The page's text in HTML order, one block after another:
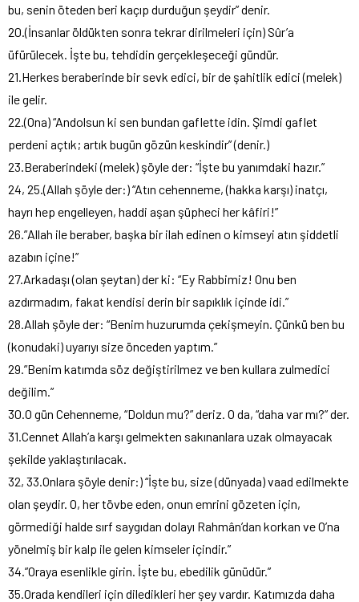
bu, senin öteden beri kaçıp durduğun şeydir” denir.
20.(İnsanlar öldükten sonra tekrar dirilmeleri için) Sûr’a
üfürülecek. İşte bu, tehdidin gerçekleşeceği gündür.
21.Herkes beraberinde bir sevk edici, bir de şahitlik edici (melek)
ile gelir.
22.(Ona) “Andolsun ki sen bundan gaflette idin. Şimdi gaflet
perdeni açtık; artık bugün gözün keskindir” (denir.)
23.Beraberindeki (melek) şöyle der: “İşte bu yanımdaki hazır.”
24, 25.(Allah şöyle der:) “Atın cehenneme, (hakka karşı) inatçı,
hayrı hep engelleyen, haddi aşan şüpheci her kâfiri!”
26.”Allah ile beraber, başka bir ilah edinen o kimseyi atın şiddetli
azabın içine!”
27.Arkadaşı (olan şeytan) der ki: “Ey Rabbimiz! Onu ben
azdırmadım, fakat kendisi derin bir sapıklık içinde idi.”
28.Allah şöyle der: “Benim huzurumda çekişmeyin. Çünkü ben bu
(konudaki) uyarıyı size önceden yaptım.”
29.”Benim katımda söz değiştirilmez ve ben kullara zulmedici
değilim.”
30.O gün Cehenneme, “Doldun mu?” deriz. O da, “daha var mı?” der.
31.Cennet Allah’a karşı gelmekten sakınanlara uzak olmayacak
şekilde yaklaştırılacak.
32, 33.Onlara şöyle denir:) “İşte bu, size (dünyada) vaad edilmekte
olan şeydir. O, her tövbe eden, onun emrini gözeten için,
görmediği halde sırf saygıdan dolayı Rahmân’dan korkan ve O’na
yönelmiş bir kalp ile gelen kimseler içindir.”
34.”Oraya esenlikle girin. İşte bu, ebedilik günüdür.”
35.Orada kendileri için diledikleri her şey vardır. Katımızda daha